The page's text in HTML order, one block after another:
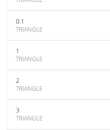
0.1
TRIANGLE
1
TRIANGLE
2
TRIANGLE
3
TRIANGLE